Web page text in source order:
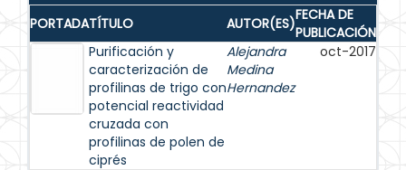
PORTADATÍTULO AUTOR(ES)FECHA DE
PUBLICACIÓN
Purificación y
caracterización de
profilinas de trigo con
potencial reactividad
cruzada con
profilinas de polen de
ciprés
Alejandra
Medina
Hernandez
oct-2017